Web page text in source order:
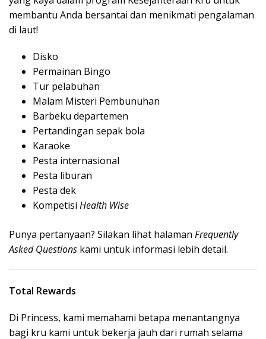
membantu Anda bersantai dan menikmati pengalaman
di laut!
Disko
Permainan Bingo
Tur pelabuhan
Malam Misteri Pembunuhan
Barbeku departemen
Pertandingan sepak bola
Karaoke
Pesta internasional
Pesta liburan
Pesta dek
Kompetisi Health Wise
Punya pertanyaan? Silakan lihat halaman Frequently
Asked Questions kami untuk informasi lebih detail.
Total Rewards
Di Princess, kami memahami betapa menantangnya
bagi kru kami untuk bekerja jauh dari rumah selama